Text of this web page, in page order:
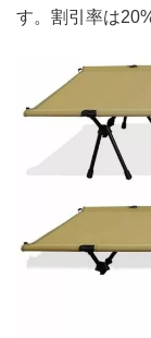
す。割引率は